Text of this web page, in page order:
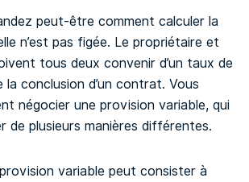
peut-être comment calculer la
n’est pas figée. Le propriétaire et
tous deux convenir d’un taux de
conclusion d’un contrat. Vous
négocier une provision variable, qui
de plusieurs manières différentes.
variable peut consister à